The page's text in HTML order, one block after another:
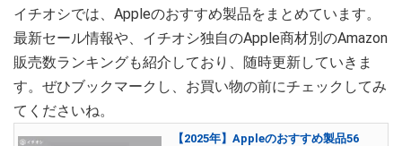
イチオシでは、Appleのおすすめ製品をまとめています。
最新セール情報や、イチオシ独自のApple商材別のAmazon
販売数ランキングも紹介しており、随時更新していきま
す。ぜひブックマークし、お買い物の前にチェックしてみ
てくださいね。
【2025年】Appleのおすすめ製品56